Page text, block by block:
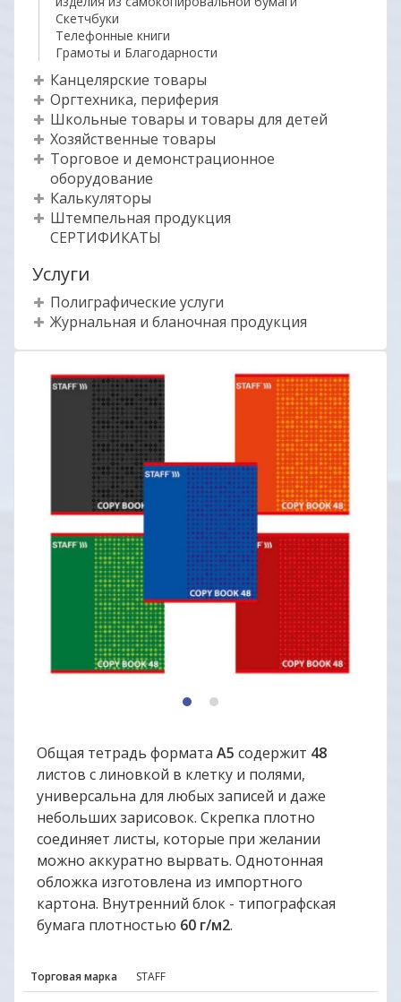
Скетчбуки
Телефонные книги
Грамоты и Благодарности
Канцелярские товары
Оргтехника, периферия
Школьные товары и товары для детей
Хозяйственные товары
Торговое и демонстрационное
оборудование
Калькуляторы
Штемпельная продукция
СЕРТИФИКАТЫ
Услуги
Полиграфические услуги
Журнальная и бланочная продукция
1 2
Общая тетрадь формата А5 содержит 48
листов с линовкой в клетку и полями,
универсальна для любых записей и даже
небольших зарисовок. Скрепка плотно
соединяет листы, которые при желании
можно аккуратно вырвать. Однотонная
обложка изготовлена из импортного
картона. Внутренний блок - типографская
бумага плотностью 60 г/м2.
Торговая марка
STAFF